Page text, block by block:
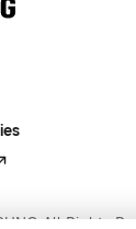
All Rights